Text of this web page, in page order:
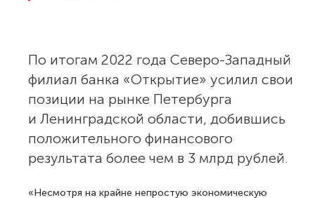
По итогам 2022 года Северо-Западный
филиал банка «Открытие» усилил свои
позиции на рынке Петербурга
и Ленинградской области, добившись
положительного финансового
результата более чем в 3 млрд рублей.
«Несмотря на крайне непростую экономическую